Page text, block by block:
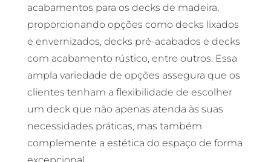
acabamentos para os decks de madeira,
proporcionando opções como decks lixados
e envernizados, decks pré-acabados e decks
com acabamento rústico, entre outros. Essa
ampla variedade de opções assegura que os
clientes tenham a flexibilidade de escolher
um deck que não apenas atenda às suas
necessidades práticas, mas também
complemente a estética do espaço de forma